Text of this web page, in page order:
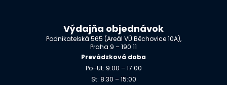
Výdajňa objednávok
Podnikatelská 565 (Areál VÚ Běchovice 10A),
Praha 9 – 190 11
Prevádzková doba
Po–Ut: 9:00 – 17:00
St: 8:30 – 15:00